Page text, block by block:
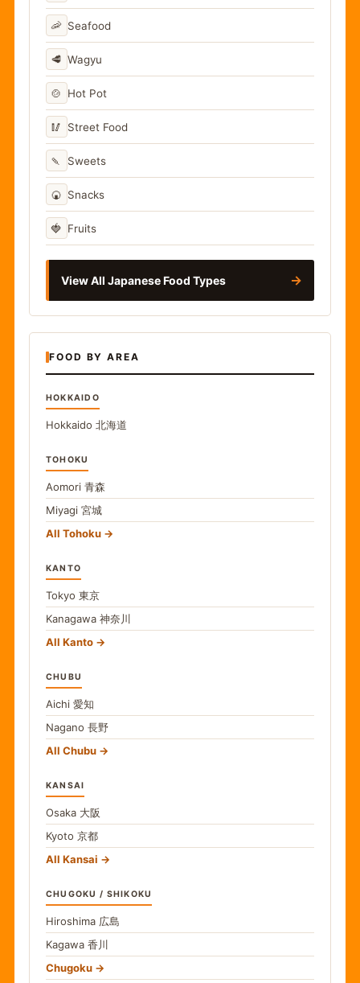
🦐 Seafood
🥩 Wagyu
🍲 Hot Pot
🥢 Street Food
🍡 Sweets
🍘 Snacks
🍓 Fruits
View All Japanese Food Types →
FOOD BY AREA
HOKKAIDO
Hokkaido 北海道
TOHOKU
Aomori 青森
Miyagi 宮城
All Tohoku
KANTO
Tokyo 東京
Kanagawa 神奈川
All Kanto
CHUBU
Aichi 愛知
Nagano 長野
All Chubu
KANSAI
Osaka 大阪
Kyoto 京都
All Kansai
CHUGOKU / SHIKOKU
Hiroshima 広島
Kagawa 香川
Chugoku